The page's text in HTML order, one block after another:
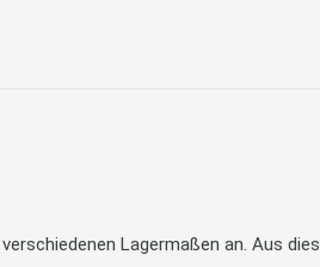
Lagermaßen an. Aus